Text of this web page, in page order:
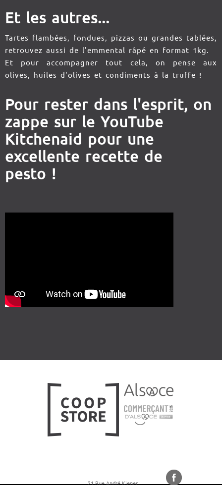
Et les autres...
Tartes flambées, fondues, pizzas ou grandes tablées,
retrouvez aussi de l'emmental râpé en format 1kg.
Et pour accompagner tout cela, on pense aux
olives, huiles d'olives et condiments à la truffe !
Pour rester dans l'esprit, on
zappe sur le YouTube
Kitchenaid pour une
excellente recette de
pesto !
21 Rue André Kiener